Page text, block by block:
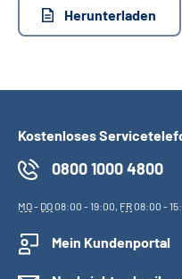
Herunterladen
Kostenloses
0800 1000 4800
MO- DO08:00 - 19:00, FR08:00 -
Mein Kundenportal